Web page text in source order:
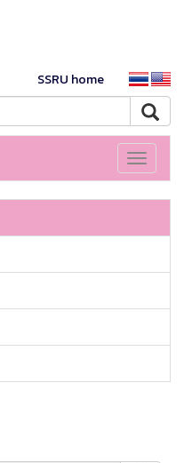
SSRU home
Toggle